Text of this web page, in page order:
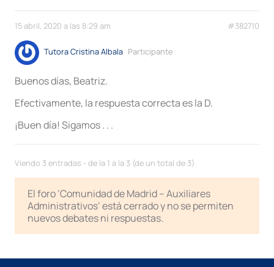
15 abril, 2020 a las 8:29 am #382710
Tutora Cristina Albala Participante
Buenos días, Beatriz.
Efectivamente, la respuesta correcta es la D.
¡Buen día! Sigamos . . .
Viendo 3 entradas - de la 1 a la 3 (de un total de 3)
El foro ‘Comunidad de Madrid – Auxiliares
Administrativos’ está cerrado y no se permiten
nuevos debates ni respuestas.